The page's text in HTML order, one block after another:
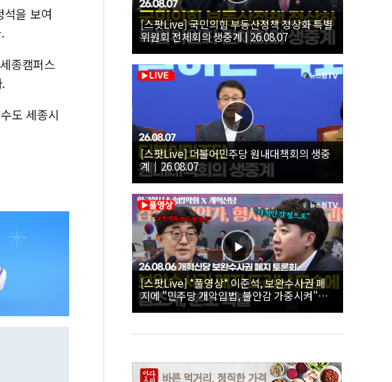
을 보여
종캠퍼스
도 세종시
[스팟Live] 국민의힘 부동산정책 정상화 특별
위원회 전체회의 생중계 | 26.08.07
[스팟Live] 더불어민주당 원내대책회의 생중
계｜26.08.07
[스팟Live] *풀영상* 이준석, 보완수사권 폐
지에 "민주당 개악입법, 불안감 가중시켜"｜
26.08.06 개혁신당 보완수사권 폐지 토론회